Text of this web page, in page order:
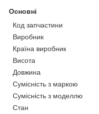
Основні
Код запчастини
Виробник
Країна виробник
Висота
Довжина
Сумісність з маркою
Сумісність з моделлю
Стан